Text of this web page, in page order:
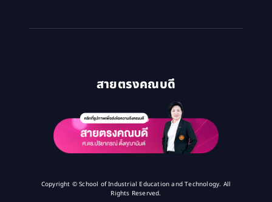
สายตรงคณบดี
Copyright © School of Industrial Education and Technology. All
Rights Reserved.